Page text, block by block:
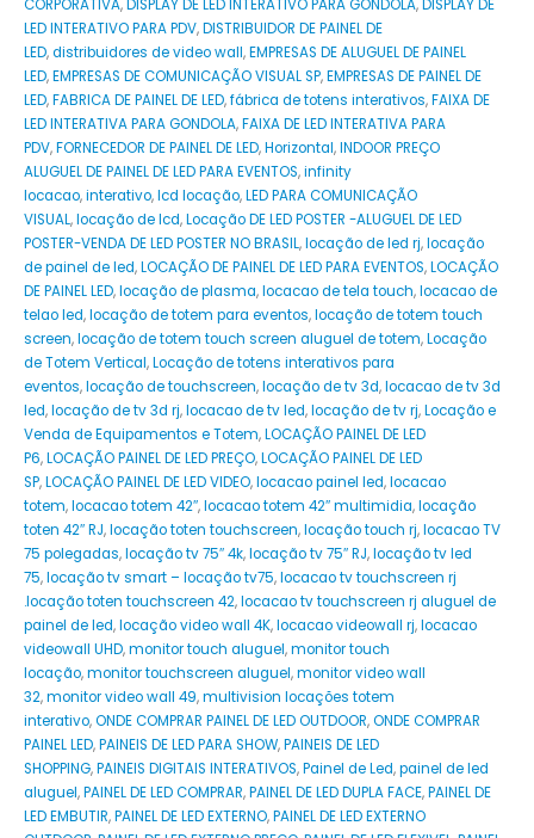
CORPORATIVA,DISPLAY DE LED INTERATIVO PARA GONDOLA,DISPLAY DE
LED INTERATIVO PARA PDV,DISTRIBUIDOR DE PAINEL DE
LED,distribuidores de video wall,EMPRESAS DE ALUGUEL DE PAINEL
LED,EMPRESAS DE COMUNICAÇÃO VISUAL SP,EMPRESAS DE PAINEL DE
LED,FABRICA DE PAINEL DE LED,fábrica de totens interativos,FAIXA DE
LED INTERATIVA PARA GONDOLA,FAIXA DE LED INTERATIVA PARA
PDV,FORNECEDOR DE PAINEL DE LED,Horizontal,INDOOR PREÇO
ALUGUEL DE PAINEL DE LED PARA EVENTOS,infinity
locacao,interativo,lcd locação,LED PARA COMUNICAÇÃO
VISUAL,locação de lcd,Locação DE LED POSTER -ALUGUEL DE LED
POSTER-VENDA DE LED POSTER NO BRASIL,locação de led rj,locação
de painel de led,LOCAÇÃO DE PAINEL DE LED PARA EVENTOS,LOCAÇÃO
DE PAINEL LED,locação de plasma,locacao de tela touch,locacao de
telao led,locação de totem para eventos,locação de totem touch
screen,locação de totem touch screen aluguel de totem,Locação
de Totem Vertical,Locação de totens interativos para
eventos,locação de touchscreen,locação de tv 3d,locacao de tv 3d
led,locação de tv 3d rj,locacao de tv led,locação de tv rj,Locação e
Venda de Equipamentos e Totem,LOCAÇÃO PAINEL DE LED
P6,LOCAÇÃO PAINEL DE LED PREÇO,LOCAÇÃO PAINEL DE LED
SP,LOCAÇÃO PAINEL DE LED VIDEO,locacao painel led,locacao
totem,locacao totem 42″,locacao totem 42″ multimidia,locação
toten 42″ RJ,locação toten touchscreen,locação touch rj,locacao TV
75 polegadas,locação tv 75″ 4k,locação tv 75″ RJ,locação tv led
75,locação tv smart – locação tv75,locacao tv touchscreen rj
.locação toten touchscreen 42,locacao tv touchscreen rj aluguel de
painel de led,locação video wall 4K,locacao videowall rj,locacao
videowall UHD,monitor touch aluguel,monitor touch
locação,monitor touchscreen aluguel,monitor video wall
32,monitor video wall 49,multivision locações totem
interativo,ONDE COMPRAR PAINEL DE LED OUTDOOR,ONDE COMPRAR
PAINEL LED,PAINEIS DE LED PARA SHOW,PAINEIS DE LED
SHOPPING,PAINEIS DIGITAIS INTERATIVOS,Painel de Led,painel de led
aluguel,PAINEL DE LED COMPRAR,PAINEL DE LED DUPLA FACE,PAINEL DE
LED EMBUTIR,PAINEL DE LED EXTERNO,PAINEL DE LED EXTERNO